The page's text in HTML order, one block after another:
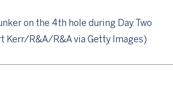
on the 4th hole during Day Two
Kerr/R&A/R&A via Getty Images)